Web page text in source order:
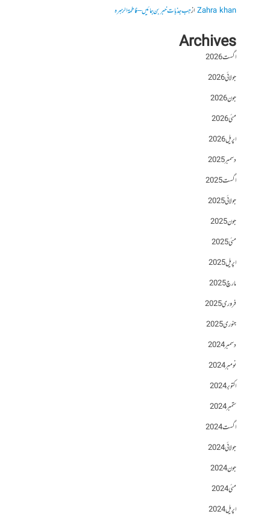
Zahra khanازجب جذبات خبر بن جائیں – فاطمۃالزہرہ
Archives
اگست 2026
جولائی 2026
جون 2026
مئی 2026
اپریل 2026
دسمبر 2025
اگست 2025
جولائی 2025
جون 2025
مئی 2025
اپریل 2025
مارچ 2025
فروری 2025
جنوری 2025
دسمبر 2024
نومبر 2024
اکتوبر 2024
ستمبر 2024
اگست 2024
جولائی 2024
جون 2024
مئی 2024
اپریل 2024